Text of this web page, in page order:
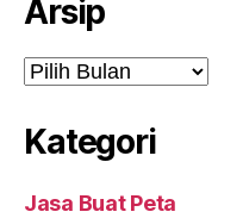
Arsip
Arsip
Kategori
Jasa Buat Peta